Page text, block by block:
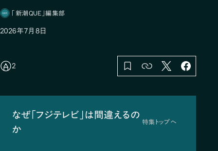
「新潮QUE」編集部
2026年7月8日
2
なぜ「フジテレビ」は間違えるの
か
特集トップへ